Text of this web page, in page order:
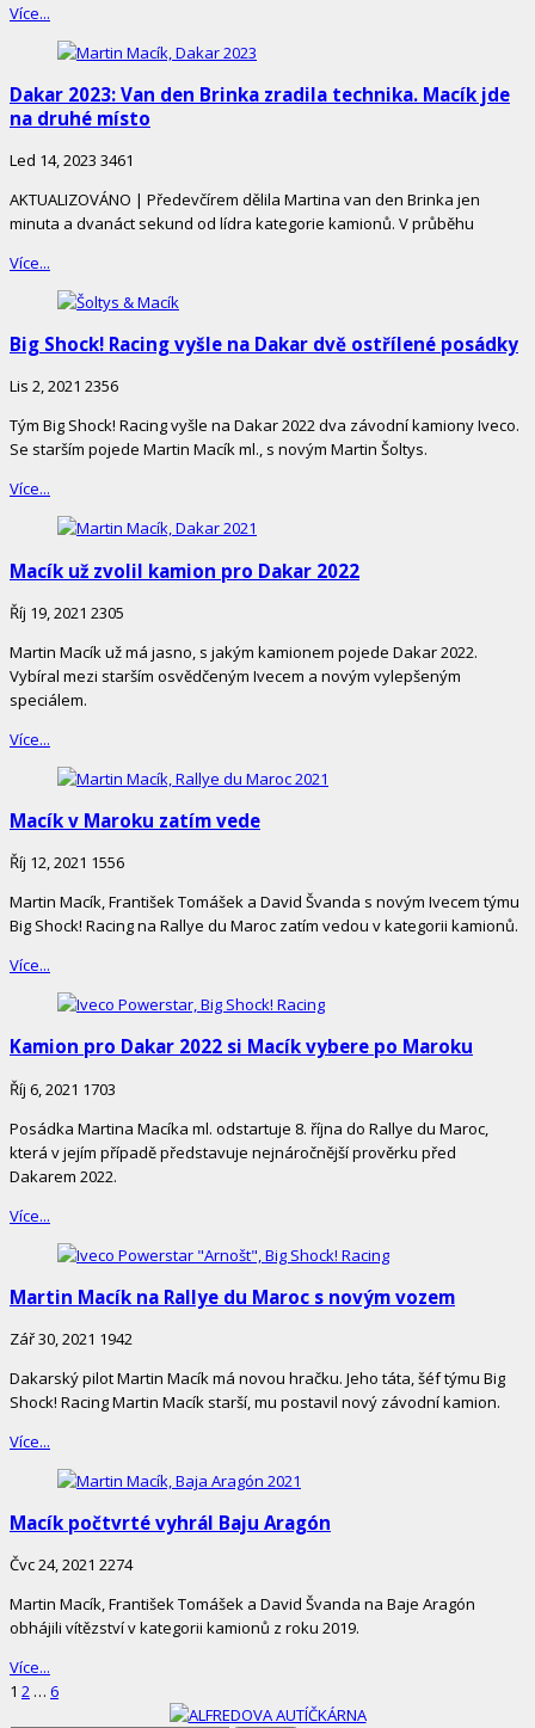
Více...
Dakar 2023: Van den Brinka zradila technika. Macík jde
na druhé místo
Led 14, 2023 3461
AKTUALIZOVÁNO | Předevčírem dělila Martina van den Brinka jen
minuta a dvanáct sekund od lídra kategorie kamionů. V průběhu
Více...
Big Shock! Racing vyšle na Dakar dvě ostřílené posádky
Lis 2, 2021 2356
Tým Big Shock! Racing vyšle na Dakar 2022 dva závodní kamiony Iveco.
Se starším pojede Martin Macík ml., s novým Martin Šoltys.
Více...
Macík už zvolil kamion pro Dakar 2022
Říj 19, 2021 2305
Martin Macík už má jasno, s jakým kamionem pojede Dakar 2022.
Vybíral mezi starším osvědčeným Ivecem a novým vylepšeným
speciálem.
Více...
Macík v Maroku zatím vede
Říj 12, 2021 1556
Martin Macík, František Tomášek a David Švanda s novým Ivecem týmu
Big Shock! Racing na Rallye du Maroc zatím vedou v kategorii kamionů.
Více...
Kamion pro Dakar 2022 si Macík vybere po Maroku
Říj 6, 2021 1703
Posádka Martina Macíka ml. odstartuje 8. října do Rallye du Maroc,
která v jejím případě představuje nejnáročnější prověrku před
Dakarem 2022.
Více...
Martin Macík na Rallye du Maroc s novým vozem
Zář 30, 2021 1942
Dakarský pilot Martin Macík má novou hračku. Jeho táta, šéf týmu Big
Shock! Racing Martin Macík starší, mu postavil nový závodní kamion.
Více...
Macík počtvrté vyhrál Baju Aragón
Čvc 24, 2021 2274
Martin Macík, František Tomášek a David Švanda na Baje Aragón
obhájili vítězství v kategorii kamionů z roku 2019.
Více...
Stránkování
Page
1 Page
2 … Page
6